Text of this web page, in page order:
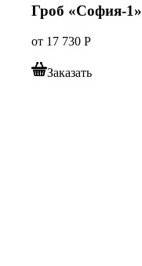
Гроб «София-1»
от 17 730 Р
Заказать